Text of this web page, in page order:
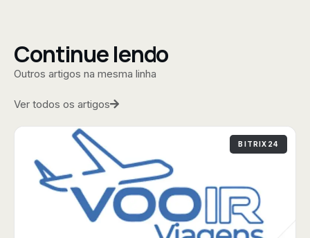
Continue lendo
Outros artigos na mesma linha
Ver todos os artigos
BITRIX24